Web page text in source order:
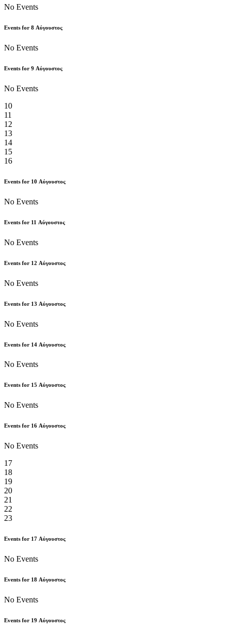
No Events
Events for 8 Αύγουστος
No Events
Events for 9 Αύγουστος
No Events
10
11
12
13
14
15
16
Events for 10 Αύγουστος
No Events
Events for 11 Αύγουστος
No Events
Events for 12 Αύγουστος
No Events
Events for 13 Αύγουστος
No Events
Events for 14 Αύγουστος
No Events
Events for 15 Αύγουστος
No Events
Events for 16 Αύγουστος
No Events
17
18
19
20
21
22
23
Events for 17 Αύγουστος
No Events
Events for 18 Αύγουστος
No Events
Events for 19 Αύγουστος